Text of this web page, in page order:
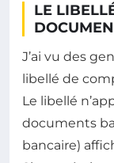
LE
J’ai vu des
libellé de
Le libellé
documents
bancaire)